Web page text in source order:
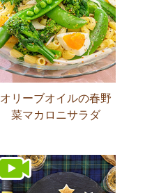
オリーブオイルの春野
菜マカロニサラダ